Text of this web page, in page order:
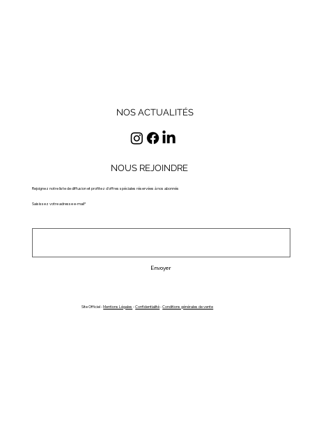
Envoyer
NOS ACTUALITÉS
Saisissez votre adresse e-mail*
NOUS REJOINDRE
Rejoignez notre liste de diffusion et profitez d'offres spéciales réservées à nos abonnés
Site Officiel -Mentions Légales -Confidentialité-Conditions générales de vente